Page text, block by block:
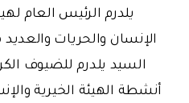
يلدرم الرئيس العام
الإنسان والحريات
السيد يلدرم للضيوف
أنشطة الهيئة الخيرية